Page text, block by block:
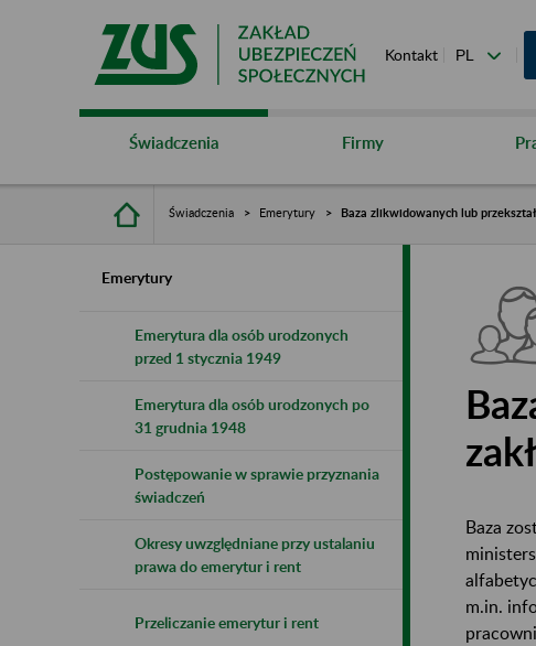
Kontakt
Świadczenia Firmy
Świadczenia Emerytury Baza zlikwidowanych lub
Emerytury
Emerytura dla osób urodzonych
przed 1 stycznia 1949
Emerytura dla osób urodzonych po
31 grudnia 1948
Postępowanie w sprawie przyznania
świadczeń
Okresy uwzględniane przy ustalaniu
prawa do emerytur i rent
Przeliczanie emerytur i rent
Baza
m.in.